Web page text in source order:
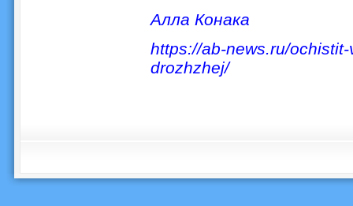
Алла Конака
https://ab-news.ru/
drozhzhej/